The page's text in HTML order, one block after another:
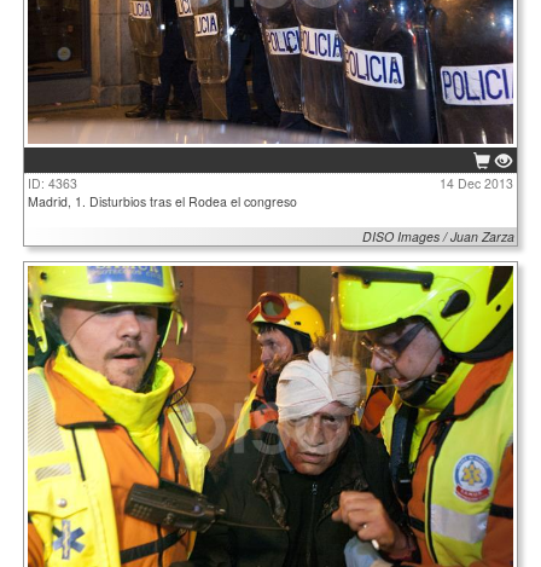
ID: 4363
14 Dec 2013
Madrid, 1. Disturbios tras el Rodea el congreso
DISO Images / Juan Zarza